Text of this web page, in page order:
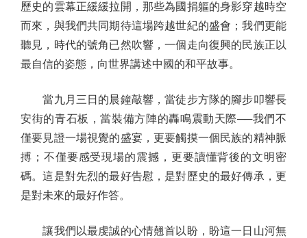
歷史的雲幕正緩緩拉開，那些為國捐軀的身影穿越時空
而來，與我們共同期待這場跨越世紀的盛會；我們更能
聽見，時代的號角已然吹響，一個走向復興的民族正以
最自信的姿態，向世界講述中國的和平故事。
當九月三日的晨鐘敲響，當徒步方隊的腳步叩響長
安街的青石板，當裝備方陣的轟鳴震動天際──我們不
僅要見證一場視覺的盛宴，更要觸摸一個民族的精神脈
搏；不僅要感受現場的震撼，更要讀懂背後的文明密
碼。這是對先烈的最好告慰，是對歷史的最好傳承，更
是對未來的最好作答。
讓我們以最虔誠的心情翹首以盼，盼這一日山河無